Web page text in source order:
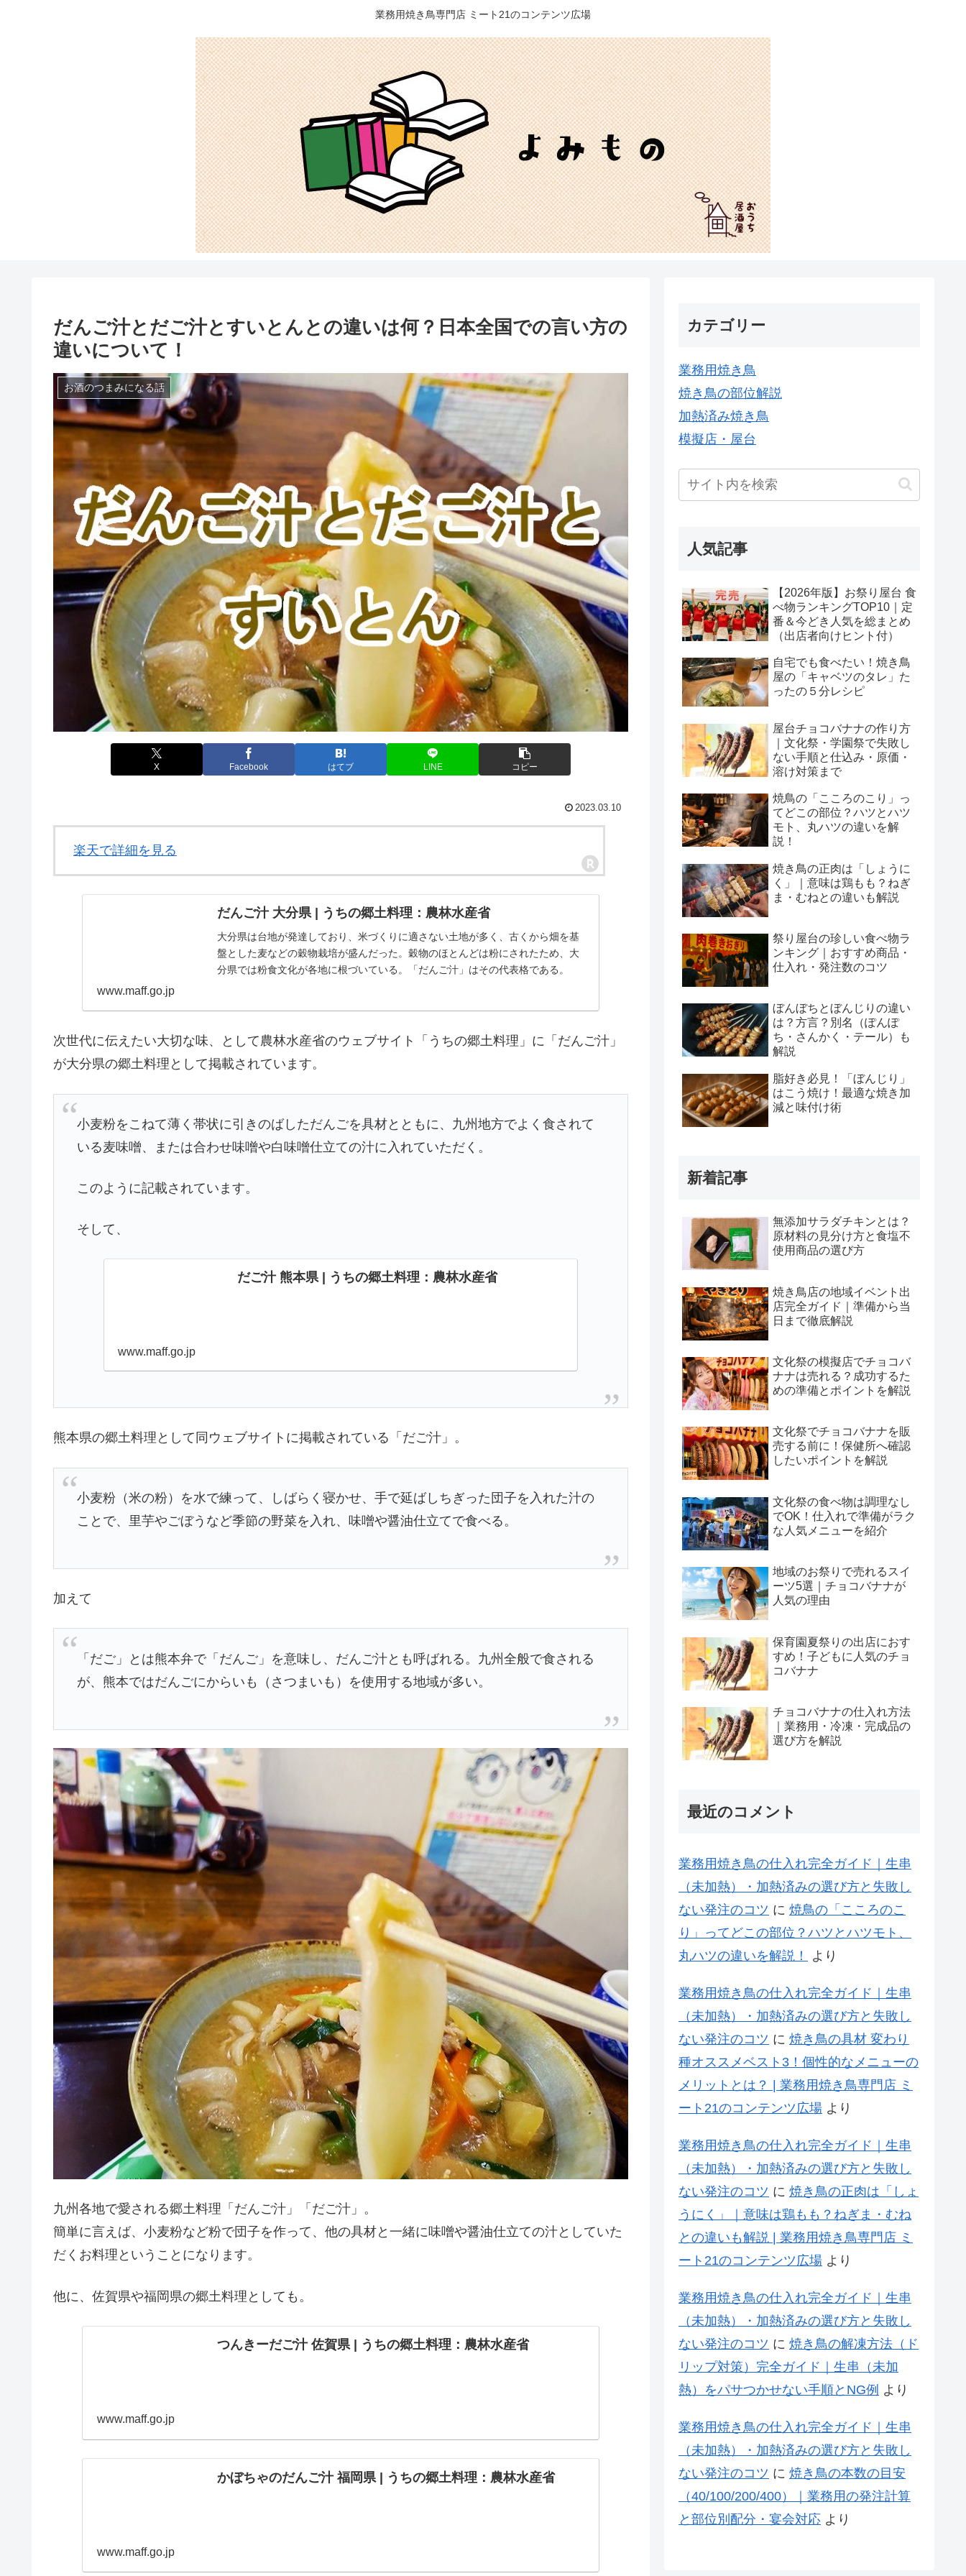
業務用焼き鳥専門店 ミート21のコンテンツ広場
だんご汁とだご汁とすいとんとの違いは何？日本全国での言い方の
違いについて！
お酒のつまみになる話
X Facebook はてブ LINE コピー
2023.03.10
楽天で詳細を見る
だんご汁 大分県 | うちの郷土料理：農林水産省
大分県は台地が発達しており、米づくりに適さない土地が多く、古くから畑を基
盤とした麦などの穀物栽培が盛んだった。穀物のほとんどは粉にされたため、大
分県では粉食文化が各地に根づいている。「だんご汁」はその代表格である。
www.maff.go.jp
次世代に伝えたい大切な味、として農林水産省のウェブサイト「うちの郷土料理」に「だんご汁」
が大分県の郷土料理として掲載されています。
小麦粉をこねて薄く帯状に引きのばしただんごを具材とともに、九州地方でよく食されて
いる麦味噌、または合わせ味噌や白味噌仕立ての汁に入れていただく。
このように記載されています。
そして、
だご汁 熊本県 | うちの郷土料理：農林水産省
www.maff.go.jp
熊本県の郷土料理として同ウェブサイトに掲載されている「だご汁」。
小麦粉（米の粉）を水で練って、しばらく寝かせ、手で延ばしちぎった団子を入れた汁の
ことで、里芋やごぼうなど季節の野菜を入れ、味噌や醤油仕立てで食べる。
加えて
「だご」とは熊本弁で「だんご」を意味し、だんご汁とも呼ばれる。九州全般で食される
が、熊本ではだんごにからいも（さつまいも）を使用する地域が多い。
九州各地で愛される郷土料理「だんご汁」「だご汁」。
簡単に言えば、小麦粉など粉で団子を作って、他の具材と一緒に味噌や醤油仕立ての汁としていた
だくお料理ということになります。
他に、佐賀県や福岡県の郷土料理としても。
つんきーだご汁 佐賀県 | うちの郷土料理：農林水産省
www.maff.go.jp
かぼちゃのだんご汁 福岡県 | うちの郷土料理：農林水産省
www.maff.go.jp
カテゴリー
業務用焼き鳥
焼き鳥の部位解説
加熱済み焼き鳥
模擬店・屋台
人気記事
【2026年版】お祭り屋台 食
べ物ランキングTOP10｜定
番＆今どき人気を総まとめ
（出店者向けヒント付）
自宅でも食べたい！焼き鳥
屋の「キャベツのタレ」た
ったの５分レシピ
屋台チョコバナナの作り方
｜文化祭・学園祭で失敗し
ない手順と仕込み・原価・
溶け対策まで
焼鳥の「こころのこり」っ
てどこの部位？ハツとハツ
モト、丸ハツの違いを解
説！
焼き鳥の正肉は「しょうに
く」｜意味は鶏もも？ねぎ
ま・むねとの違いも解説
祭り屋台の珍しい食べ物ラ
ンキング｜おすすめ商品・
仕入れ・発注数のコツ
ぼんぼちとぼんじりの違い
は？方言？別名（ぽんぽ
ち・さんかく・テール）も
解説
脂好き必見！「ぼんじり」
はこう焼け！最適な焼き加
減と味付け術
新着記事
無添加サラダチキンとは？
原材料の見分け方と食塩不
使用商品の選び方
焼き鳥店の地域イベント出
店完全ガイド｜準備から当
日まで徹底解説
文化祭の模擬店でチョコバ
ナナは売れる？成功するた
めの準備とポイントを解説
文化祭でチョコバナナを販
売する前に！保健所へ確認
したいポイントを解説
文化祭の食べ物は調理なし
でOK！仕入れで準備がラク
な人気メニューを紹介
地域のお祭りで売れるスイ
ーツ5選｜チョコバナナが
人気の理由
保育園夏祭りの出店におす
すめ！子どもに人気のチョ
コバナナ
チョコバナナの仕入れ方法
｜業務用・冷凍・完成品の
選び方を解説
最近のコメント
業務用焼き鳥の仕入れ完全ガイド｜生串
（未加熱）・加熱済みの選び方と失敗し
ない発注のコツ に 焼鳥の「こころのこ
り」ってどこの部位？ハツとハツモト、
丸ハツの違いを解説！
より
業務用焼き鳥の仕入れ完全ガイド｜生串
（未加熱）・加熱済みの選び方と失敗し
ない発注のコツ に 焼き鳥の具材 変わり
種オススメベスト3！個性的なメニューの
メリットとは？ | 業務用焼き鳥専門店 ミ
ート21のコンテンツ広場 より
業務用焼き鳥の仕入れ完全ガイド｜生串
（未加熱）・加熱済みの選び方と失敗し
ない発注のコツ に 焼き鳥の正肉は「しょ
うにく」｜意味は鶏もも？ねぎま・むね
との違いも解説 | 業務用焼き鳥専門店 ミ
ート21のコンテンツ広場 より
業務用焼き鳥の仕入れ完全ガイド｜生串
（未加熱）・加熱済みの選び方と失敗し
ない発注のコツ に 焼き鳥の解凍方法（ド
リップ対策）完全ガイド｜生串（未加
熱）をパサつかせない手順とNG例 より
業務用焼き鳥の仕入れ完全ガイド｜生串
（未加熱）・加熱済みの選び方と失敗し
ない発注のコツ に 焼き鳥の本数の目安
（40/100/200/400）｜業務用の発注計算
と部位別配分・宴会対応 より